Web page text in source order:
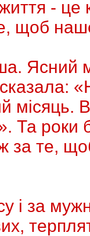
- це
щоб
Ясний
місяць.
Та роки
за те,
і за